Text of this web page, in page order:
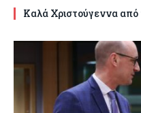
Καλά Χριστούγεννα